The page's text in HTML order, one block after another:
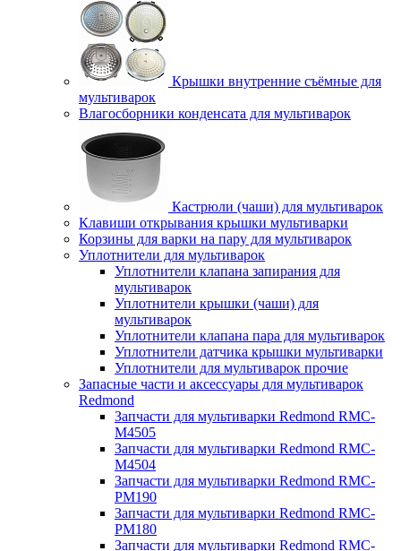
Крышки внутренние съёмные для
мультиварок
Влагосборники конденсата для мультиварок
Кастрюли (чаши) для мультиварок
Клавиши открывания крышки мультиварки
Корзины для варки на пару для мультиварок
Уплотнители для мультиварок
Уплотнители клапана запирания для
мультиварок
Уплотнители крышки (чаши) для
мультиварок
Уплотнители клапана пара для мультиварок
Уплотнители датчика крышки мультиварки
Уплотнители для мультиварок прочие
Запасные части и аксессуары для мультиварок
Redmond
Запчасти для мультиварки Redmond RMC-
M4505
Запчасти для мультиварки Redmond RMC-
M4504
Запчасти для мультиварки Redmond RMC-
PM190
Запчасти для мультиварки Redmond RMC-
PM180
Запчасти для мультиварки Redmond RMC-